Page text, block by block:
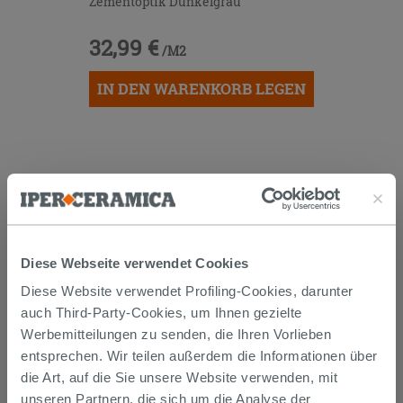
Diese Webseite verwendet Cookies
Diese Website verwendet Profiling-Cookies, darunter
auch Third-Party-Cookies, um Ihnen gezielte
Werbemitteilungen zu senden, die Ihren Vorlieben
entsprechen. Wir teilen außerdem die Informationen über
die Art, auf die Sie unsere Website verwenden, mit
unseren Partnern, die sich um die Analyse der
32,99 € /M2
IN DEN WARENKORB LEGEN
Versand
Die Waren werden normalerweise innerhalb von 15
Werktagen ab der Auftragsbestätigung zum Versand
gebracht.
Musterstücke werden normalerweise innerhalb von